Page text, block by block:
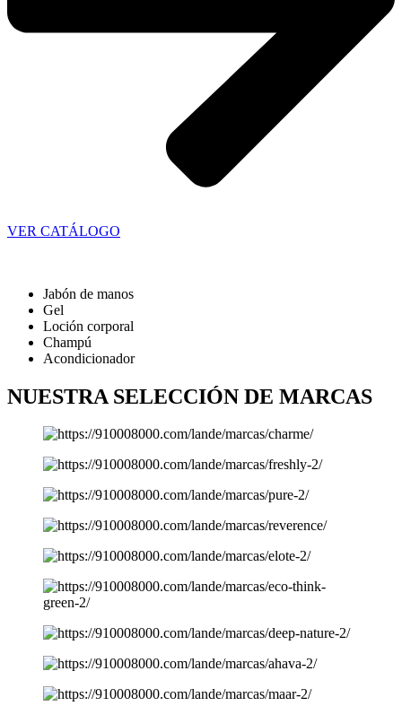
VER CATÁLOGO
Jabón de manos
Gel
Loción corporal
Champú
Acondicionador
NUESTRA SELECCIÓN DE MARCAS